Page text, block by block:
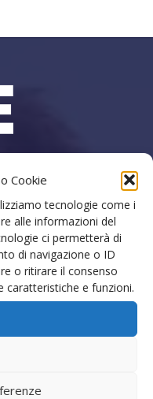
Cookie
tecnologie come i
alle informazioni del
ci permetterà di
di navigazione o ID
o ritirare il consenso
caratteristiche e funzioni.
9334054